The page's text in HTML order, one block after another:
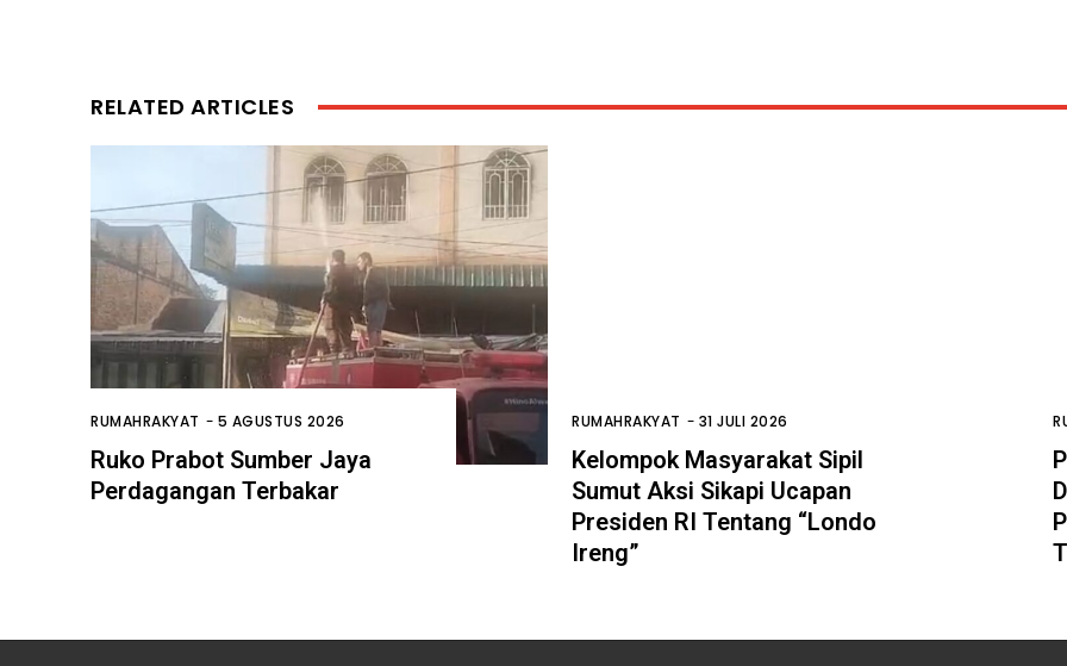
RELATED ARTICLES
RUMAHRAKYAT - 5 AGUSTUS 2026
Ruko Prabot Sumber Jaya
Perdagangan Terbakar
RUMAHRAKYAT - 31 JULI 2026
Kelompok Masyarakat Sipil
Sumut Aksi Sikapi Ucapan
Presiden RI Tentang “Londo
Ireng”